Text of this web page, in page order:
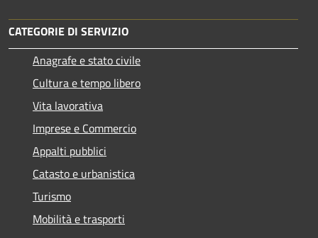
CATEGORIE DI SERVIZIO
Anagrafe e stato civile
Cultura e tempo libero
Vita lavorativa
Imprese e Commercio
Appalti pubblici
Catasto e urbanistica
Turismo
Mobilità e trasporti